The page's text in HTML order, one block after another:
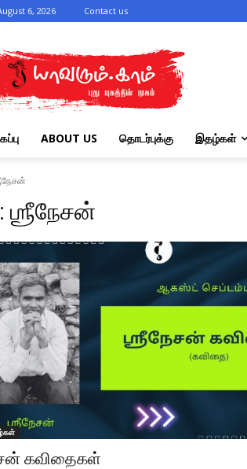
6, 2026 Contact us
ABOUT US தொடர்புக்கு இதழ்கள்
ஶ்ரீநேசன்
கவிதைகள்